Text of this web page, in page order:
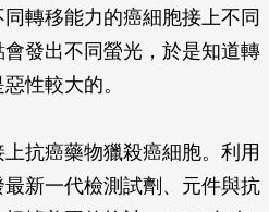
轉移能力的癌細胞接上不同
發出不同螢光，於是知道轉
性較大的。
抗癌藥物獵殺癌細胞。利用
新一代檢測試劑、元件與抗